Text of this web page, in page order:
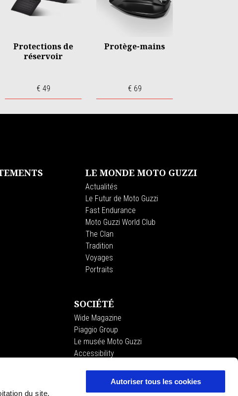
du site.
Autoriser tous les cookies
Protections de
réservoir
€ 49
Protège-mains
€ 69
LE MONDE MOTO GUZZI
Actualités
Le Futur de Moto Guzzi
Fast Endurance
Moto Guzzi World Club
The Clan
Tradition
Voyages
Portraits
SOCIÉTÉ
Wide Magazine
Piaggio Group
Le musée Moto Guzzi
Accessibility